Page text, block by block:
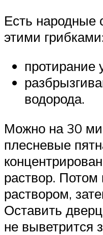
Есть народные
этими
протирание
водорода.
Можно на 30
плесневые
раствор.
раствором,
Оставить
не выветрится